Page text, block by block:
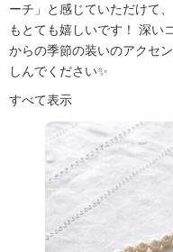
ーチ」と感じていただけて
もとても嬉しいです！ 深い
からの季節の装いのアクセ
しんでください✨
すべて表示